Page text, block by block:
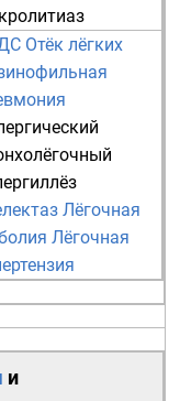
Отёк лёгких
Лёгочная
Лёгочная
и